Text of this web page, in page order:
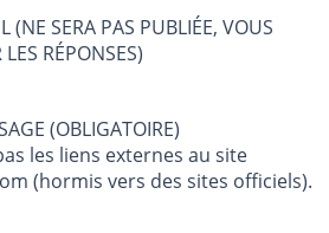
(NE SERA PAS PUBLIÉE, VOUS
RÉPONSES)
TEXTE DE VOTRE MESSAGE (OBLIGATOIRE)
les liens externes au site
(hormis vers des sites officiels).